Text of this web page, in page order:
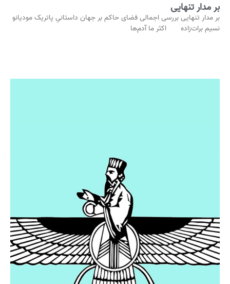
بر مدار تنهایی
بر مدار تنهایی بررسی اجمالی فضای حاکم بر جهان داستانیِ پاتریک مودیانو
نسیم برات‌زاده اکثر ما آدم‌ها